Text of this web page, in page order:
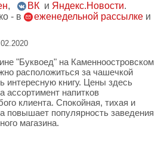
, ВК и Яндекс.Новости.
- в
еженедельной рассылке и
"Буквоед" на Каменноостровском
расположиться за чашечкой
интересную книгу. Цены здесь
ассортимент напитков
клиента. Спокойная, тихая и
повышает популярность заведения
магазина.